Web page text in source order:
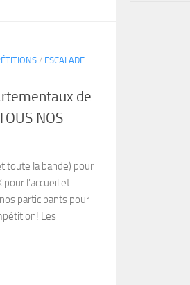
/ ESCALADE
de
NOS
toute la bande) pour
l’accueil et
participants pour
Les